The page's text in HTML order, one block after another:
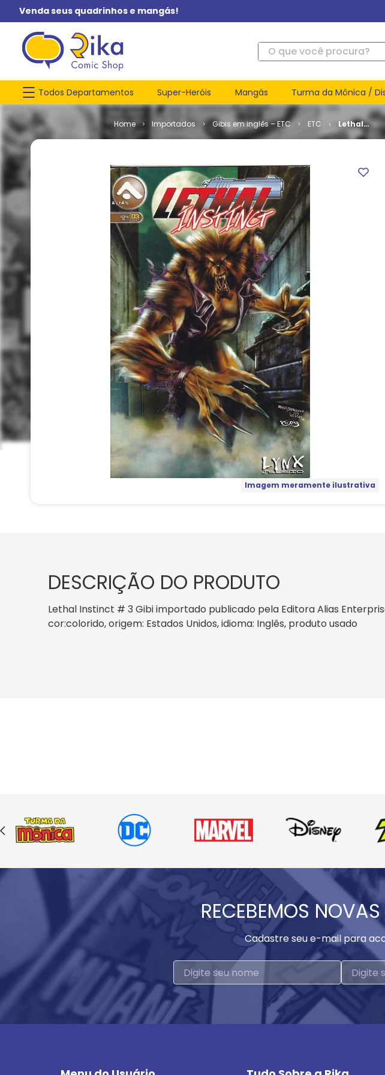
Venda seus quadrinhos e mangás!
O que você procura?
Todos Departamentos Super-Heróis Mangás Turma da Mônica /
Importados Gibis em inglês – ETC ETC
Lethal
Instinct #
Imagem meramente ilustrativa
DESCRIÇÃO DO PRODUTO
Lethal Instinct # 3 Gibi importado publicado pela Editora Alias
cor:colorido, origem: Estados Unidos, idioma: Inglês, produto usado
RECEBEMOS
Cadastre seu e-mail para